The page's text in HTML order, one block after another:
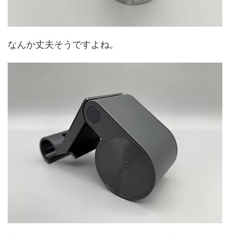
なんか丈夫そうですよね。